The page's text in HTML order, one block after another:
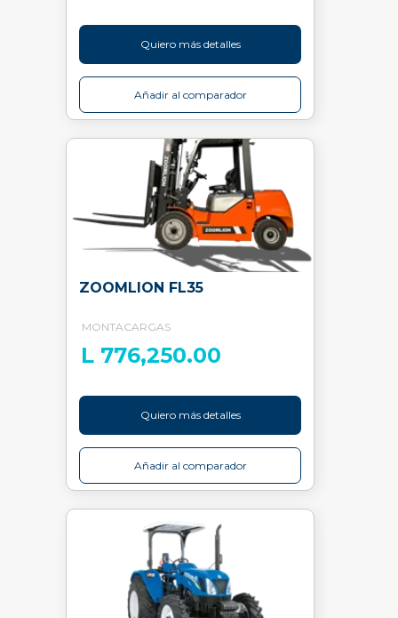
Quiero más detalles
Añadir al comparador
ZOOMLION FL35
MONTACARGAS
L 776,250.00
Quiero más detalles
Añadir al comparador